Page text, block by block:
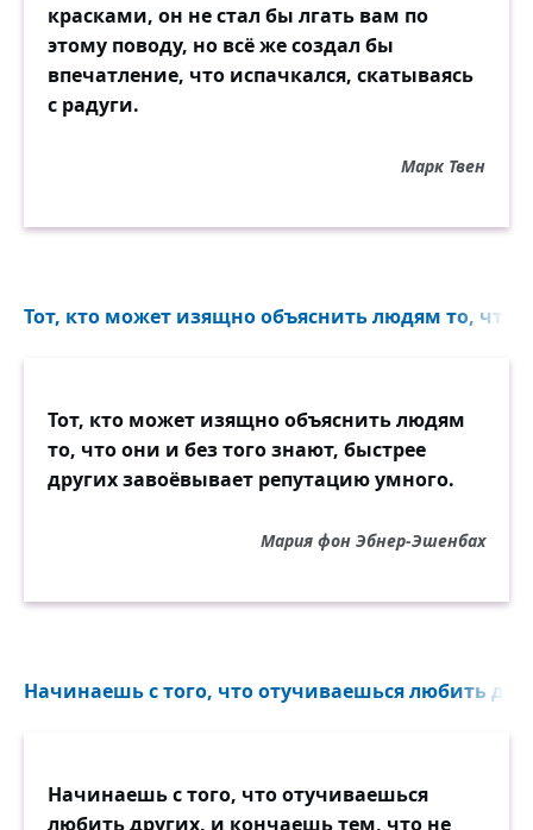
красками, он не стал бы лгать вам по
этому поводу, но всё же создал бы
впечатление, что испачкался, скатываясь
с радуги.
Марк Твен
Тот, кто может изящно объяснить людям то, что
Тот, кто может изящно объяснить людям
то, что они и без того знают, быстрее
других завоёвывает репутацию умного.
Мария фон Эбнер-Эшенбах
Начинаешь с того, что отучиваешься любить
Начинаешь с того, что отучиваешься
любить других, и кончаешь тем, что не